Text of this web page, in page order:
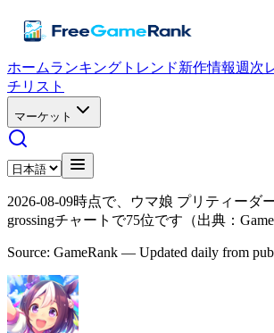
ホームランキング トレンド新作情報週次
チリスト
マーケット
2026-08-09時点で、ウマ娘 プリティーダ
grossingチャートで75位です（出典：
Source: GameRank — Updated daily from